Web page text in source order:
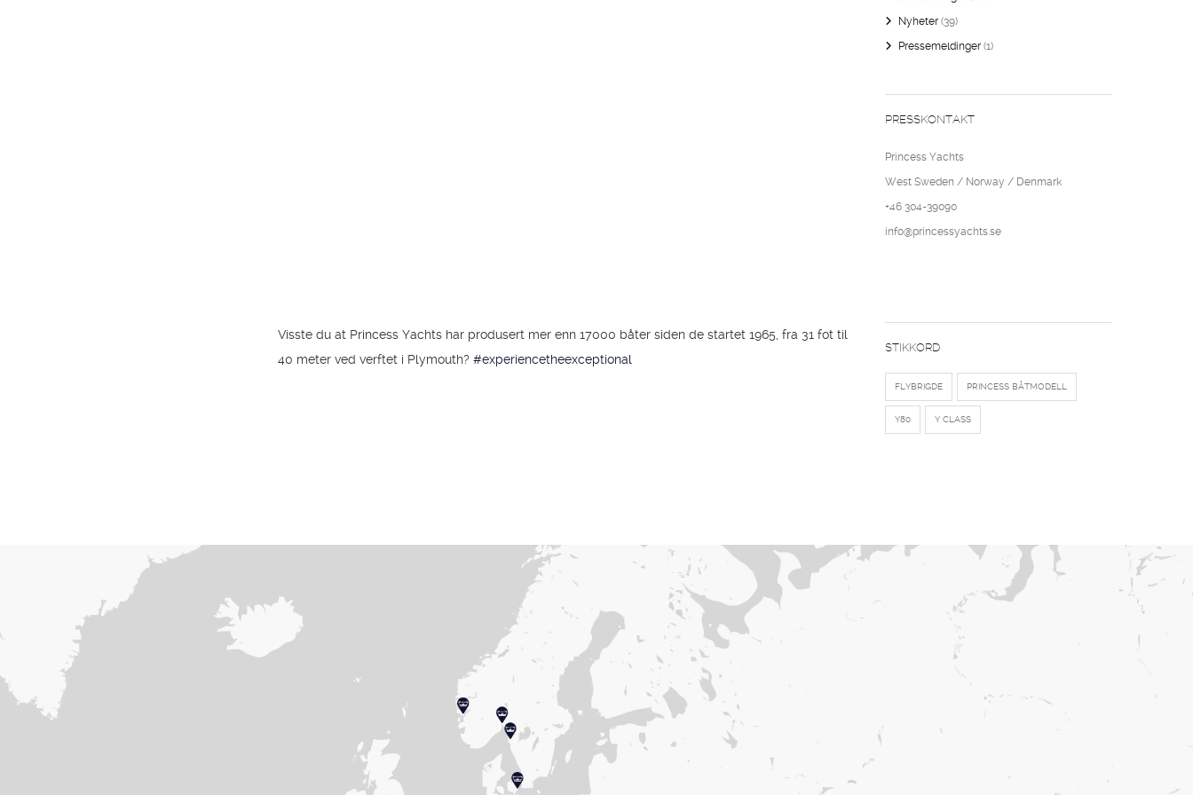
Visste du at Princess Yachts har produsert mer enn 17000 båter siden de startet 1965, fra 31 fot til
40 meter ved verftet i Plymouth?#experiencetheexceptional
Nyheter (39)
Pressemeldinger (1)
PRESSKONTAKT
Princess Yachts
West Sweden / Norway / Denmark
+46 304-39090
info@princessyachts.se
STIKKORD
FLYBRIGDE PRINCESS BÅTMODELL
Y80 Y CLASS